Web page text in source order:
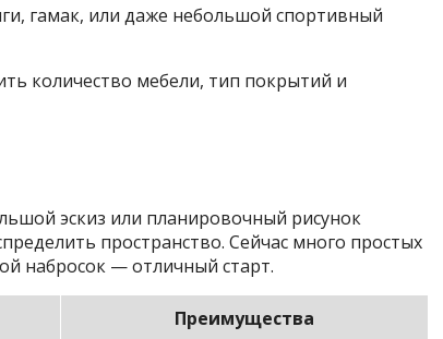
гамак, или даже небольшой спортивный
количество мебели, тип покрытий и
эскиз или планировочный рисунок
пространство. Сейчас много простых
набросок — отличный старт.
Преимущества